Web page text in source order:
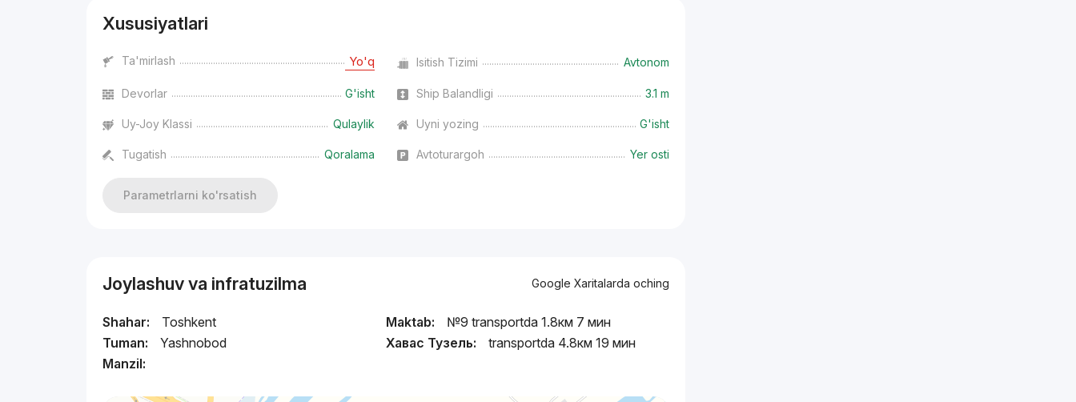
Xususiyatlari
Ta'mirlash Yo'q Isitish Tizimi Avtonom
Devorlar G'isht Ship Balandligi 3.1 m
Uy-Joy Klassi Qulaylik Uyni yozing G'isht
Tugatish Qoralama Avtoturargoh Yer osti
Parametrlarni ko'rsatish
Joylashuv va infratuzilma Google Xaritalarda oching
Shahar:
Toshkent
Tuman:
Yashnobod
Manzil:
Maktab:
№9 transportda 1.8км 7 мин
Хавас Тузель:
transportda 4.8км 19 мин